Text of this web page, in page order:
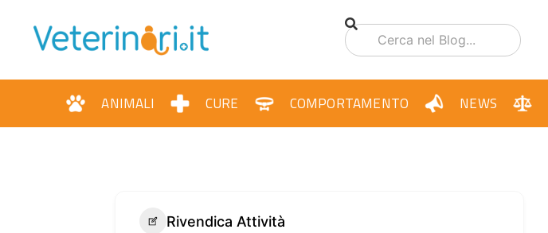
ANIMALI CURE COMPORTAMENTO NEWS
Rivendica Attività